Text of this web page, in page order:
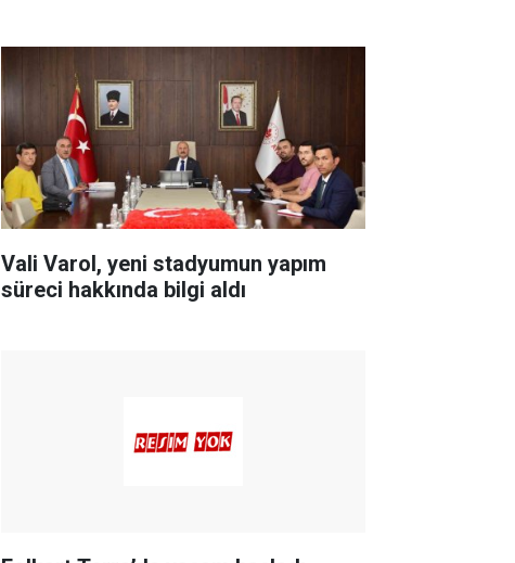
Vali Varol, yeni stadyumun yapım
süreci hakkında bilgi aldı